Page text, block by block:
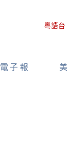
粵語台
電子報